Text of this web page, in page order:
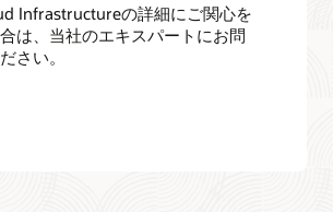
Infrastructureの詳細にご関心を
は、当社のエキスパートにお問
さい。